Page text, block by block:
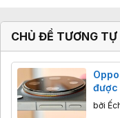
CHỦ ĐỀ TƯƠNG TỰ
được
đêm
bởi